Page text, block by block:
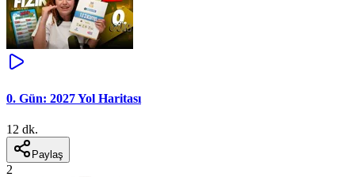
0. Gün: 2027 Yol Haritası
12 dk.
Paylaş
2